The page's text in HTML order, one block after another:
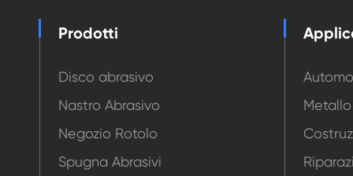
Prodotti
Disco abrasivo
Nastro Abrasivo
Negozio Rotolo
Spugna Abrasivi
Metallo